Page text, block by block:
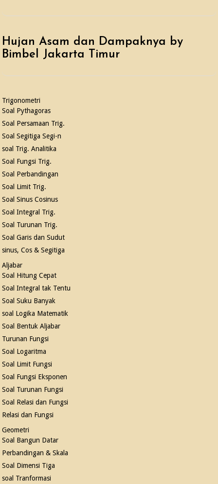
Hujan Asam dan Dampaknya by
Bimbel Jakarta Timur
Trigonometri
Soal Pythagoras
Soal Persamaan Trig.
Soal Segitiga Segi-n
soal Trig. Analitika
Soal Fungsi Trig.
Soal Perbandingan
Soal Limit Trig.
Soal Sinus Cosinus
Soal Integral Trig.
Soal Turunan Trig.
Soal Garis dan Sudut
sinus, Cos & Segitiga
Aljabar
Soal Hitung Cepat
Soal Integral tak Tentu
Soal Suku Banyak
soal Logika Matematik
Soal Bentuk Aljabar
Turunan Fungsi
Soal Logaritma
Soal Limit Fungsi
Soal Fungsi Eksponen
Soal Turunan Fungsi
Soal Relasi dan Fungsi
Relasi dan Fungsi
Geometri
Soal Bangun Datar
Perbandingan & Skala
Soal Dimensi Tiga
soal Tranformasi